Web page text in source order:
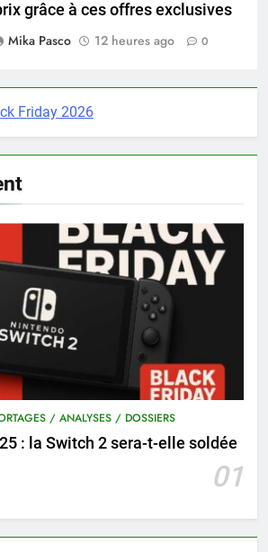
grâce à ces offres exclusives
Mika Pasco
12 heures ago 0
Friday 2026
/ ANALYSES / DOSSIERS
: la Switch 2 sera-t-elle soldée
01